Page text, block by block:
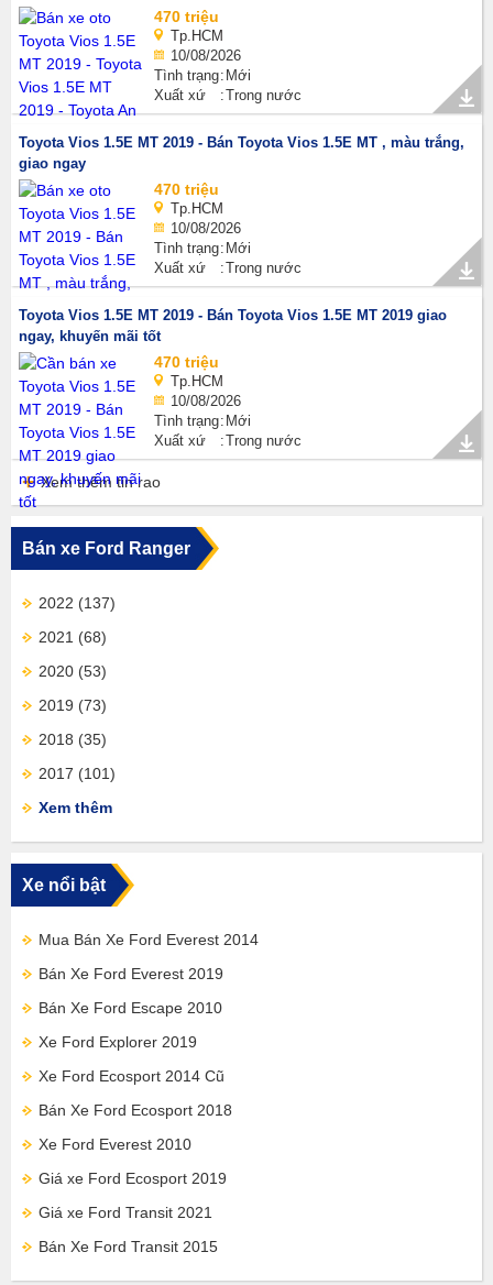
470 triệu
Tp.HCM
10/08/2026
Tình trạng Mới
Xuất xứ
Trong nước
Toyota Vios 1.5E MT 2019 - Bán Toyota Vios 1.5E MT , màu trắng,
giao ngay
470 triệu
Tp.HCM
10/08/2026
Tình trạng Mới
Xuất xứ
Trong nước
Toyota Vios 1.5E MT 2019 - Bán Toyota Vios 1.5E MT 2019 giao
ngay, khuyến mãi tốt
470 triệu
Tp.HCM
10/08/2026
Tình trạng Mới
Xuất xứ
Trong nước
Xem thêm tin rao
Bán xe Ford Ranger
2022 (137)
2021 (68)
2020 (53)
2019 (73)
2018 (35)
2017 (101)
Xem thêm
Xe nổi bật
Mua Bán Xe Ford Everest 2014
Bán Xe Ford Everest 2019
Bán Xe Ford Escape 2010
Xe Ford Explorer 2019
Xe Ford Ecosport 2014 Cũ
Bán Xe Ford Ecosport 2018
Xe Ford Everest 2010
Giá xe Ford Ecosport 2019
Giá xe Ford Transit 2021
Bán Xe Ford Transit 2015